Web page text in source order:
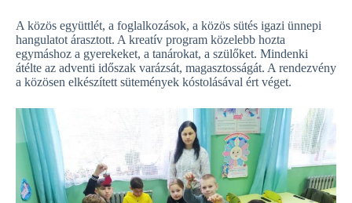
A közös együttlét, a foglalkozások, a közös sütés igazi ünnepi
hangulatot árasztott. A kreatív program közelebb hozta
egymáshoz a gyerekeket, a tanárokat, a szülőket. Mindenki
átélte az adventi időszak varázsát, magasztosságát. A rendezvény
a közösen elkészített sütemények kóstolásával ért véget.